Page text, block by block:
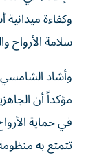
وكفاءة
سلامة الأرواح
وأشاد الشامسي
مؤكداً أن
في حماية
تتمتع به